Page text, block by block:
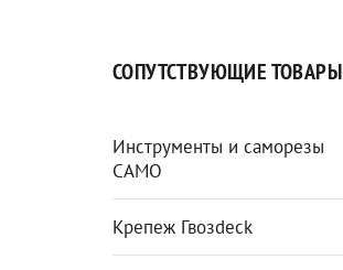
СОПУТСТВУЮЩИЕ ТОВАРЫ
Инструменты и саморезы
CAMO
Крепеж Гвозdeck